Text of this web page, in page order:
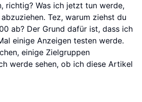
richtig? Was ich jetzt tun werde,
Tez, warum ziehst du
ab? Der Grund dafür ist, dass ich
einige Anzeigen testen werde.
einige Zielgruppen
werde sehen, ob ich diese Artikel